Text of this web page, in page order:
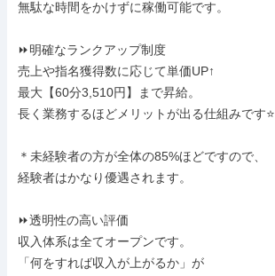
無駄な時間をかけずに稼働可能です。
⏩明確なランクアップ制度
売上や指名獲得数に応じて単価UP↑
最大【60分3,510円】まで昇給。
長く業務するほどメリットが出る仕組みです⭐
＊未経験者の方が全体の85%ほどですので、
経験者はかなり優遇されます。
⏩透明性の高い評価
収入体系は全てオープンです。
「何をすれば収入が上がるか」が